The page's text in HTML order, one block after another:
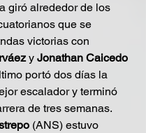
giró alrededor de los
que se
victorias con
y Jonathan Caicedo
portó dos días la
escalador y terminó
de tres semanas.
(ANS) estuvo